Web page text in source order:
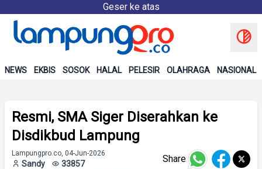
Geser ke atas
NEWS EKBIS SOSOK HALAL PELESIR OLAHRAGA NASIONAL
Resmi, SMA Siger Diserahkan ke
Disdikbud Lampung
Lampungpro.co, 04-Jun-2026
Sandy 33857 Share